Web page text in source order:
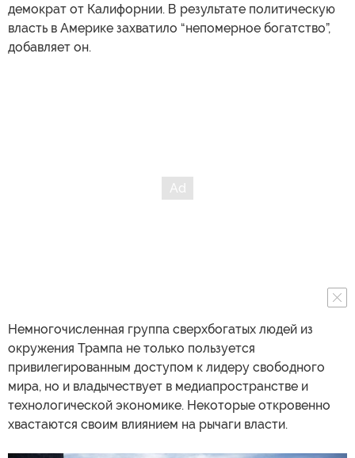
демократ от Калифорнии. В результате политическую
власть в Америке захватило “непомерное богатство”,
добавляет он.
Немногочисленная группа сверхбогатых людей из
окружения Трампа не только пользуется
привилегированным доступом к лидеру свободного
мира, но и владычествует в медиапространстве и
технологической экономике. Некоторые откровенно
хвастаются своим влиянием на рычаги власти.